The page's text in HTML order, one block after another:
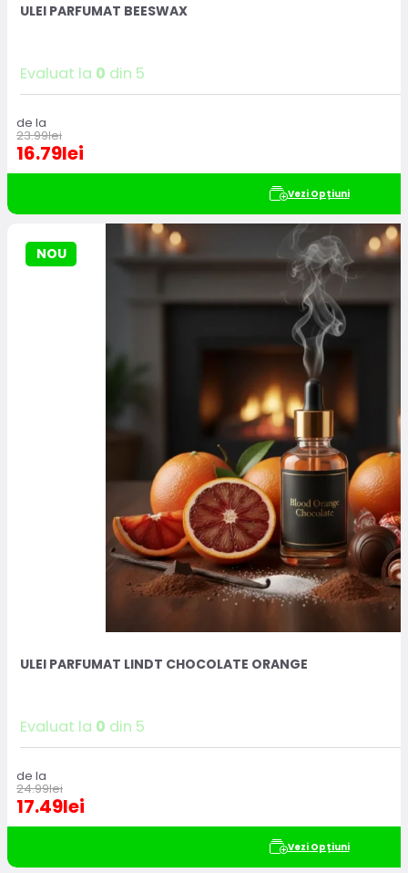
ULEI PARFUMAT BEESWAX
Evaluat la 0 din 5
de la
23.99lei
16.79lei
Vezi Opțiuni
NOU
ULEI PARFUMAT LINDT CHOCOLATE ORANGE
Evaluat la 0 din 5
de la
24.99lei
17.49lei
Vezi Opțiuni